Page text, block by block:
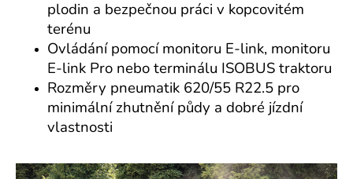
plodin a bezpečnou práci v kopcovitém
terénu
Ovládání pomocí monitoru E-link, monitoru
E-link Pro nebo terminálu ISOBUS traktoru
Rozměry pneumatik 620/55 R22.5 pro
minimální zhutnění půdy a dobré jízdní
vlastnosti